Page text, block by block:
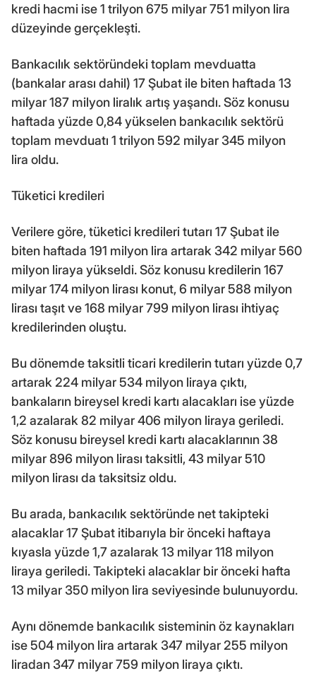
kredi hacmi ise 1 trilyon 675 milyar 751 milyon lira
düzeyinde gerçekleşti.
Bankacılık sektöründeki toplam mevduatta
(bankalar arası dahil) 17 Şubat ile biten haftada 13
milyar 187 milyon liralık artış yaşandı. Söz konusu
haftada yüzde 0,84 yükselen bankacılık sektörü
toplam mevduatı 1 trilyon 592 milyar 345 milyon
lira oldu.
Tüketici kredileri
Verilere göre, tüketici kredileri tutarı 17 Şubat ile
biten haftada 191 milyon lira artarak 342 milyar 560
milyon liraya yükseldi. Söz konusu kredilerin 167
milyar 174 milyon lirası konut, 6 milyar 588 milyon
lirası taşıt ve 168 milyar 799 milyon lirası ihtiyaç
kredilerinden oluştu.
Bu dönemde taksitli ticari kredilerin tutarı yüzde 0,7
artarak 224 milyar 534 milyon liraya çıktı,
bankaların bireysel kredi kartı alacakları ise yüzde
1,2 azalarak 82 milyar 406 milyon liraya geriledi.
Söz konusu bireysel kredi kartı alacaklarının 38
milyar 896 milyon lirası taksitli, 43 milyar 510
milyon lirası da taksitsiz oldu.
Bu arada, bankacılık sektöründe net takipteki
alacaklar 17 Şubat itibarıyla bir önceki haftaya
kıyasla yüzde 1,7 azalarak 13 milyar 118 milyon
liraya geriledi. Takipteki alacaklar bir önceki hafta
13 milyar 350 milyon lira seviyesinde bulunuyordu.
Aynı dönemde bankacılık sisteminin öz kaynakları
ise 504 milyon lira artarak 347 milyar 255 milyon
liradan 347 milyar 759 milyon liraya çıktı.